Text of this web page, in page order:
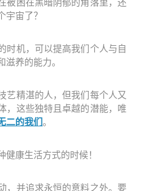
被困在黑暗阴郁的角落里，还
宇宙了？
时机，可以提高我们个人与自
养的能力。
艺精湛的人，但我们每个人又
，这些独特且卓越的潜能，唯
二的我们。
康生活方式的时候！
，并追求永恒的意料之外。要